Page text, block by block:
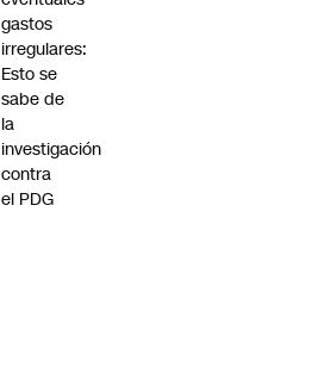
gastos
irregulares:
Esto se
sabe de
la
investigación
contra
el PDG